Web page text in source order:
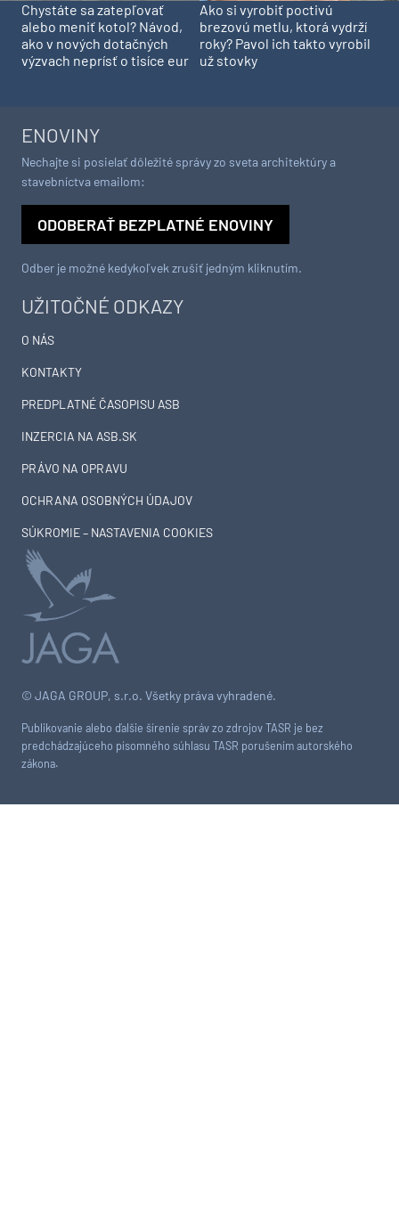
Chystáte sa zatepľovať
alebo meniť kotol? Návod,
ako v nových dotačných
výzvach neprísť o tisíce eur
Ako si vyrobiť poctivú
brezovú metlu, ktorá vydrží
roky? Pavol ich takto vyrobil
už stovky
© JAGA GROUP, s.r.o. Všetky práva vyhradené.
Publikovanie alebo ďalšie šírenie správ zo zdrojov TASR je bez
predchádzajúceho písomného súhlasu TASR porušením autorského
zákona.
UŽITOČNÉ ODKAZY
O NÁS
KONTAKTY
PREDPLATNÉ ČASOPISU ASB
INZERCIA NA ASB.SK
PRÁVO NA OPRAVU
OCHRANA OSOBNÝCH ÚDAJOV
SÚKROMIE – NASTAVENIA COOKIES
ENOVINY
Nechajte si posielať dôležité správy zo sveta architektúry a
stavebníctva emailom:
ODOBERAŤ BEZPLATNÉ ENOVINY
Odber je možné kedykoľvek zrušiť jedným kliknutím.